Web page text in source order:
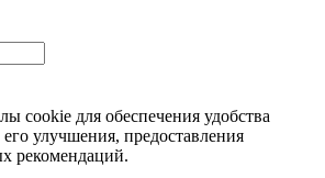
cookie для обеспечения удобства
его улучшения, предоставления
рекомендаций.